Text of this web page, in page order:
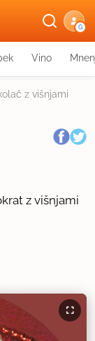
G
Vino
z višnjami
z višnjami